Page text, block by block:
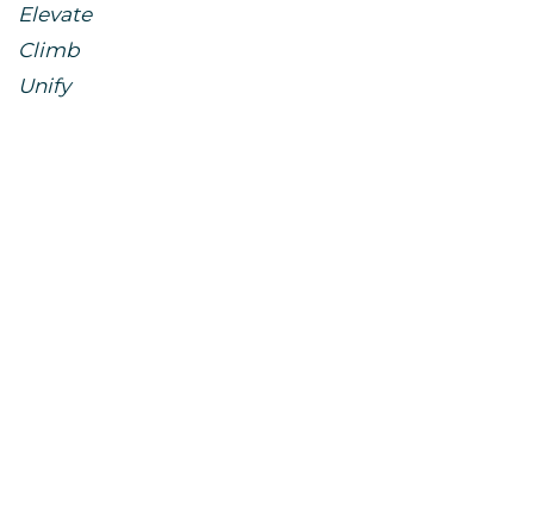
Elevate
Climb
Unify